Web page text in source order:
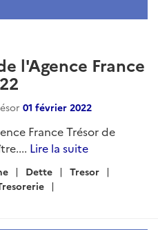
l'Agence France
01 février 2022
France Trésor de
Lire la suite
Dette
Tresor